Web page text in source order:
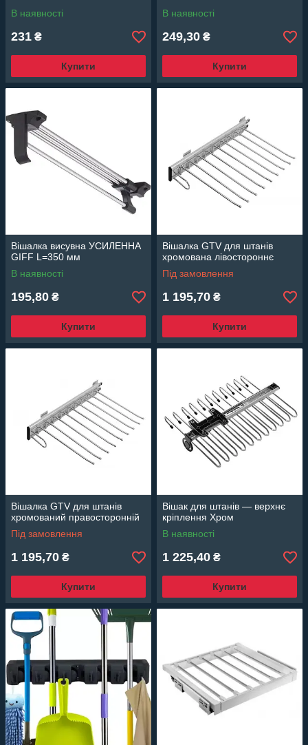
В наявності
231 ₴
Купити
В наявності
249,30 ₴
Купити
Вішалка висувна УСИЛЕННА
GIFF L=350 мм
В наявності
195,80 ₴
Купити
Вішалка GTV для штанів
хромована лівостороннє
Під замовлення
1 195,70 ₴
Купити
Вішалка GTV для штанів
хромований правосторонній
Під замовлення
1 195,70 ₴
Купити
Вішак для штанів — верхнє
кріплення Хром
В наявності
1 225,40 ₴
Купити